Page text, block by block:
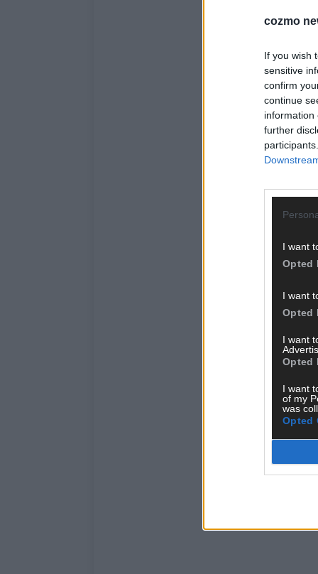
cozmo
If you wish
sensitive
confirm
continue
information
further
I want
Opted
I want
Opted
I want
Opted
I want
of my
was
Opted